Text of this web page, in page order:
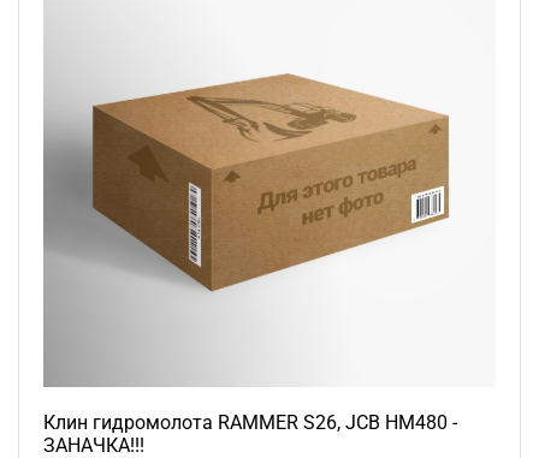
Клин гидромолота RAMMER S26, JCB HM480 -
ЗАНАЧКА!!!